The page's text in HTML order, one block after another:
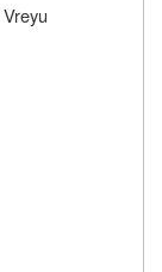
Vreyu